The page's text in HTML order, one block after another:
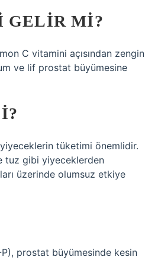
GELIR MI?
C vitamini açısından zengin
ve lif prostat büyümesine
tüketimi önemlidir.
tuz gibi yiyeceklerden
üzerinde olumsuz etkiye
prostat büyümesinde kesin